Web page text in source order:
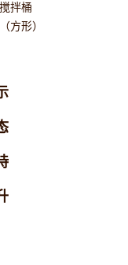
拌桶
方形）